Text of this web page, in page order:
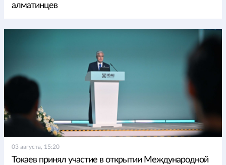
алматинцев
03 августа, 15:20
Токаев принял участие в открытии Международной